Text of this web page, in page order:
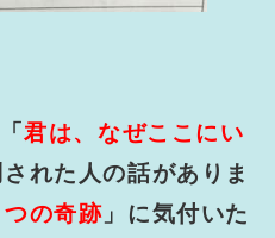
君は、なぜここにい
された人の話がありま
つの奇跡 」に気付いた